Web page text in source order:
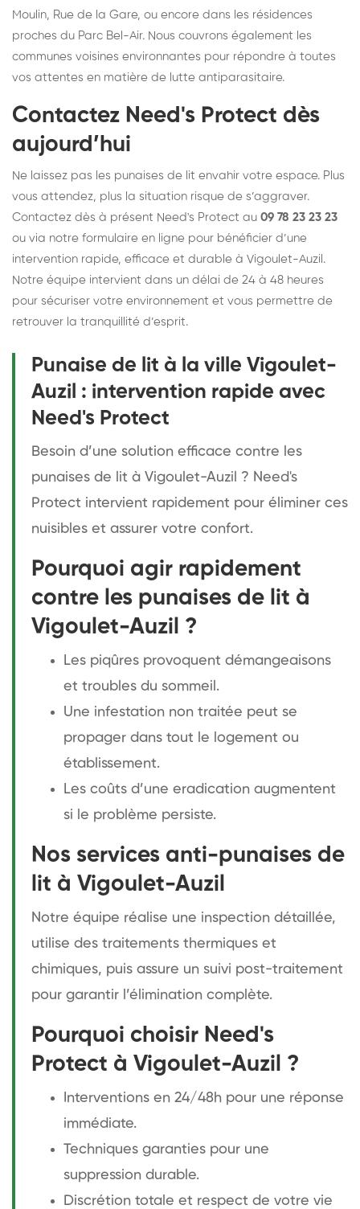
Moulin, Rue de la Gare, ou encore dans les résidences
proches du Parc Bel-Air. Nous couvrons également les
communes voisines environnantes pour répondre à toutes
vos attentes en matière de lutte antiparasitaire.
Contactez Need's Protect dès
aujourd’hui
Ne laissez pas les punaises de lit envahir votre espace. Plus
vous attendez, plus la situation risque de s’aggraver.
Contactez dès à présent Need's Protect au 09 78 23 23 23
ou via notre formulaire en ligne pour bénéficier d’une
intervention rapide, efficace et durable à Vigoulet-Auzil.
Notre équipe intervient dans un délai de 24 à 48 heures
pour sécuriser votre environnement et vous permettre de
retrouver la tranquillité d’esprit.
Punaise de lit à la ville Vigoulet-
Auzil : intervention rapide avec
Need's Protect
Besoin d’une solution efficace contre les
punaises de lit à Vigoulet-Auzil ? Need's
Protect intervient rapidement pour éliminer ces
nuisibles et assurer votre confort.
Pourquoi agir rapidement
contre les punaises de lit à
Vigoulet-Auzil ?
Les piqûres provoquent démangeaisons
et troubles du sommeil.
Une infestation non traitée peut se
propager dans tout le logement ou
établissement.
Les coûts d’une eradication augmentent
si le problème persiste.
Nos services anti-punaises de
lit à Vigoulet-Auzil
Notre équipe réalise une inspection détaillée,
utilise des traitements thermiques et
chimiques, puis assure un suivi post-traitement
pour garantir l’élimination complète.
Pourquoi choisir Need's
Protect à Vigoulet-Auzil ?
Interventions en 24/48h pour une réponse
immédiate.
Techniques garanties pour une
suppression durable.
Discrétion totale et respect de votre vie